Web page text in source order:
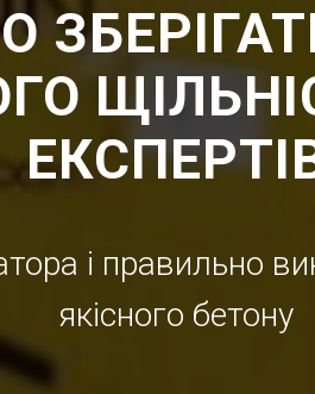
і правильно
якісного бетону